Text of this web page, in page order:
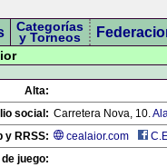
Categorías
y Torneos
Alta:
social: Carretera Nova, 10.
y RRSS:
cealaior.com
juego: